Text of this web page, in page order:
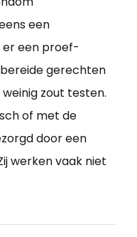
een
er een proef-
gerechten
zout testen.
of met de
door een
werken vaak niet